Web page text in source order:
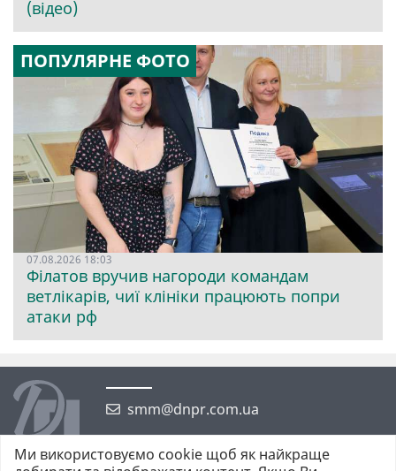
(відео)
ПОПУЛЯРНЕ ФОТО
07.08.2026 18:03
Філатов вручив нагороди командам
ветлікарів, чиї клініки працюють попри
атаки рф
smm@dnpr.com.ua
Ми використовуємо cookie щоб як найкраще